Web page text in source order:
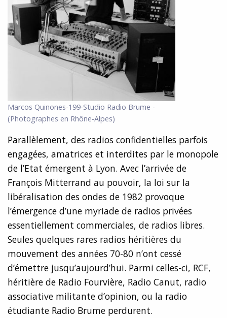
Marcos Quinones-199-Studio Radio Brume -
(Photographes en Rhône-Alpes)
Parallèlement, des radios confidentielles parfois
engagées, amatrices et interdites par le monopole
de l’Etat émergent à Lyon. Avec l’arrivée de
François Mitterrand au pouvoir, la loi sur la
libéralisation des ondes de 1982 provoque
l’émergence d’une myriade de radios privées
essentiellement commerciales, de radios libres.
Seules quelques rares radios héritières du
mouvement des années 70-80 n’ont cessé
d’émettre jusqu’aujourd’hui. Parmi celles-ci, RCF,
héritière de Radio Fourvière, Radio Canut, radio
associative militante d’opinion, ou la radio
étudiante Radio Brume perdurent.